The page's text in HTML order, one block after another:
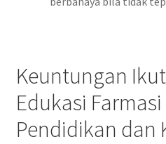
Keuntungan
Edukasi
Pendidikan dan